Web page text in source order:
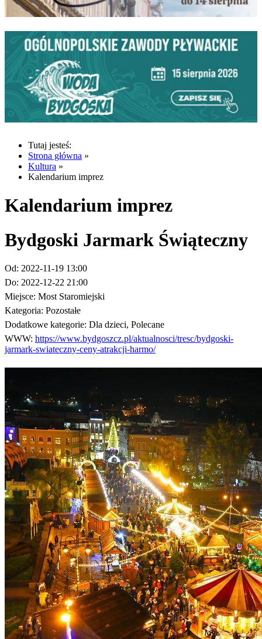
Tutaj jesteś:
Strona główna »
Kultura »
Kalendarium imprez
Kalendarium imprez
Bydgoski Jarmark Świąteczny
Od: 2022-11-19 13:00
Do: 2022-12-22 21:00
Miejsce: Most Staromiejski
Kategoria: Pozostałe
Dodatkowe kategorie: Dla dzieci, Polecane
WWW: https://www.bydgoszcz.pl/aktualnosci/tresc/bydgoski-
jarmark-swiateczny-ceny-atrakcji-harmo/